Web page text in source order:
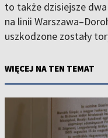
to także dzisiejsze
na linii
uszkodzone zostały
WIĘCEJ NA TEN TEMAT